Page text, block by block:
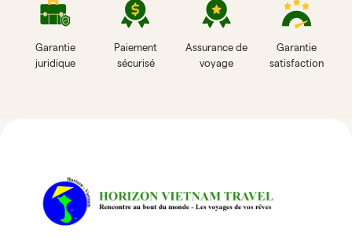
Garantie
juridique
Paiement
sécurisé
Assurance de
voyage
Garantie
satisfaction